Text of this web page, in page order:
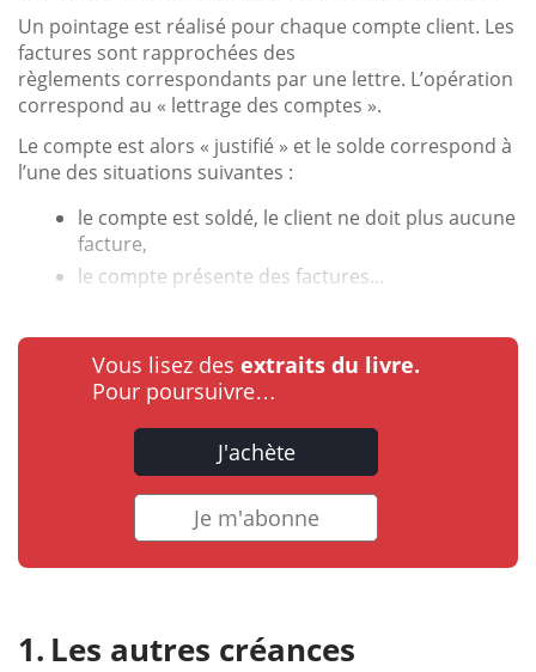
Un pointage est réalisé pour chaque compte client. Les
factures sont rapprochées des
règlements correspondants par une lettre. L’opération
correspond au « lettrage des comptes ».
Le compte est alors « justifié » et le solde correspond à
l’une des situations suivantes :
le compte est soldé, le client ne doit plus aucune
facture,
le compte présente des factures...
Vous lisez des extraits du livre.
Pour poursuivre…
J'achète
Je m'abonne
Les autres créances